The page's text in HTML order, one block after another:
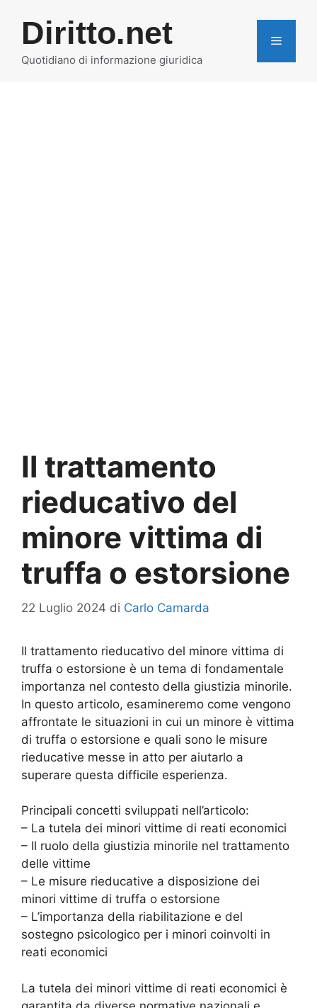
contenuto
Diritto.net
Quotidiano di informazione giuridica
MENU
Il trattamento
rieducativo del
minore vittima di
truffa o estorsione
22 Luglio 2024 di Carlo Camarda
Il trattamento rieducativo del minore vittima di
truffa o estorsione è un tema di fondamentale
importanza nel contesto della giustizia minorile.
In questo articolo, esamineremo come vengono
affrontate le situazioni in cui un minore è vittima
di truffa o estorsione e quali sono le misure
rieducative messe in atto per aiutarlo a
superare questa difficile esperienza.
Principali concetti sviluppati nell’articolo:
– La tutela dei minori vittime di reati economici
– Il ruolo della giustizia minorile nel trattamento
delle vittime
– Le misure rieducative a disposizione dei
minori vittime di truffa o estorsione
– L’importanza della riabilitazione e del
sostegno psicologico per i minori coinvolti in
reati economici
La tutela dei minori vittime di reati economici è